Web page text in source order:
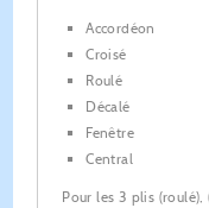
Accordéon
Croisé
Roulé
Décalé
Fenêtre
Central
Pour les 3 plis